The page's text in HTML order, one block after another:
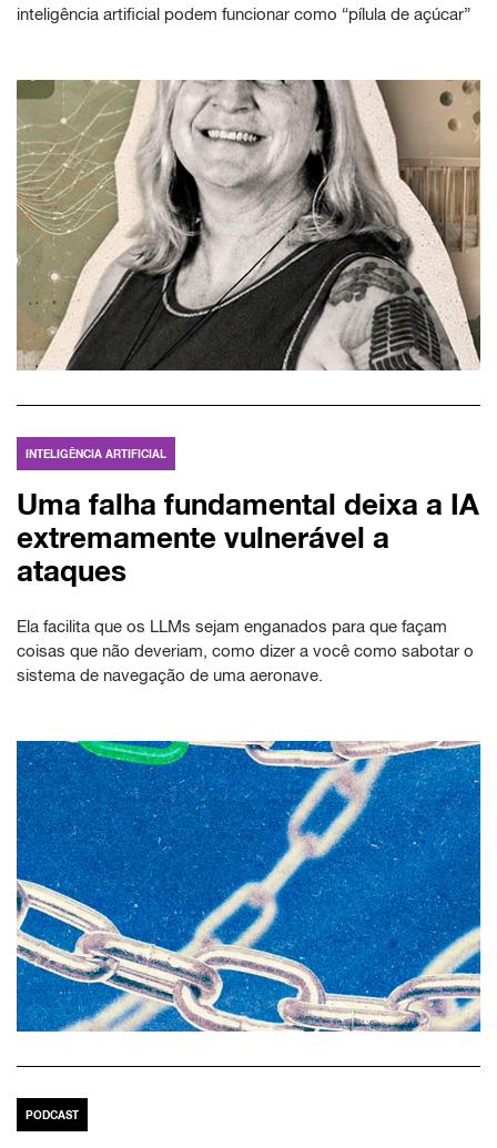
inteligência artificial podem funcionar como “pílula de açúcar”
INTELIGÊNCIA ARTIFICIAL
Uma falha fundamental deixa a IA
extremamente vulnerável a
ataques
Ela facilita que os LLMs sejam enganados para que façam
coisas que não deveriam, como dizer a você como sabotar o
sistema de navegação de uma aeronave.
PODCAST